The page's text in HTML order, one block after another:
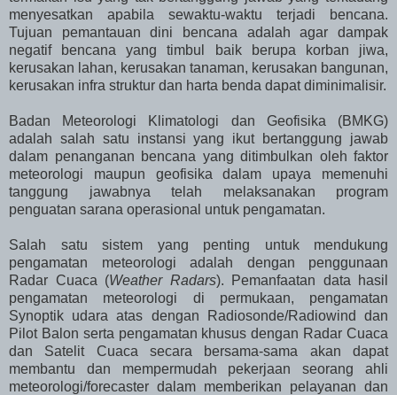
menyesatkan apabila sewaktu-waktu terjadi bencana.
Tujuan pemantauan dini bencana adalah agar dampak
negatif bencana yang timbul baik berupa korban jiwa,
kerusakan lahan, kerusakan tanaman, kerusakan bangunan,
kerusakan infra struktur dan harta benda dapat diminimalisir.
Badan Meteorologi Klimatologi dan Geofisika (BMKG)
adalah salah satu instansi yang ikut bertanggung jawab
dalam penanganan bencana yang ditimbulkan oleh faktor
meteorologi maupun geofisika dalam upaya memenuhi
tanggung jawabnya telah melaksanakan program
penguatan sarana operasional untuk pengamatan.
Salah satu sistem yang penting untuk mendukung
pengamatan meteorologi adalah dengan penggunaan
Radar Cuaca (Weather Radars). Pemanfaatan data hasil
pengamatan meteorologi di permukaan, pengamatan
Synoptik udara atas dengan Radiosonde/Radiowind dan
Pilot Balon serta pengamatan khusus dengan Radar Cuaca
dan Satelit Cuaca secara bersama-sama akan dapat
membantu dan mempermudah pekerjaan seorang ahli
meteorologi/forecaster dalam memberikan pelayanan dan